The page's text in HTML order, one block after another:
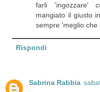
farli 'ingozzare'
mangiato il giusto
sempre 'meglio
Rispondi
Sabrina Rabbia